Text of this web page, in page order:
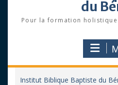
du
Pour la formation
Institut Biblique Baptiste du